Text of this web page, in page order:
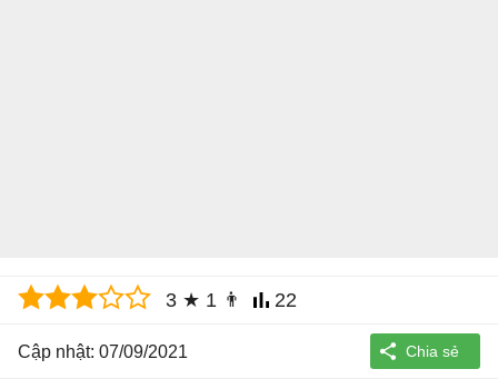
3 ★ 1 👨 22
Cập nhật: 07/09/2021